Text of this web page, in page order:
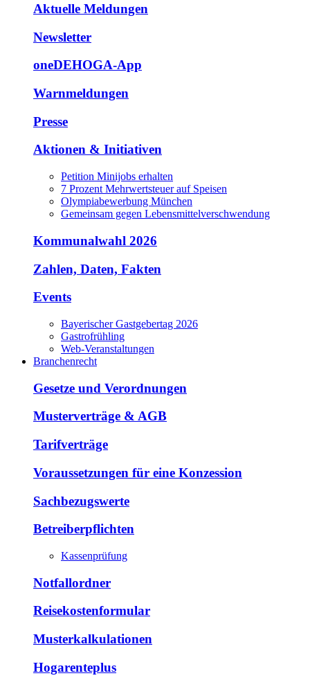
Aktuelle Meldungen
Newsletter
oneDEHOGA-App
Warnmeldungen
Presse
Aktionen & Initiativen
Petition Minijobs erhalten
7 Prozent Mehrwertsteuer auf Speisen
Olympiabewerbung München
Gemeinsam gegen Lebensmittelverschwendung
Kommunalwahl 2026
Zahlen, Daten, Fakten
Events
Bayerischer Gastgebertag 2026
Gastrofrühling
Web-Veranstaltungen
Branchenrecht
Gesetze und Verordnungen
Musterverträge & AGB
Tarifverträge
Voraussetzungen für eine Konzession
Sachbezugswerte
Betreiberpflichten
Kassenprüfung
Notfallordner
Reisekostenformular
Musterkalkulationen
Hogarenteplus